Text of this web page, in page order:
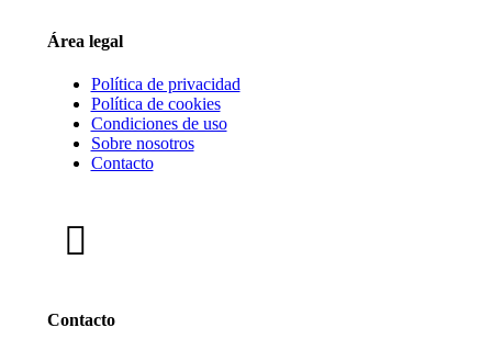
Área legal
Política de privacidad
Política de cookies
Condiciones de uso
Sobre nosotros
Contacto
Contacto